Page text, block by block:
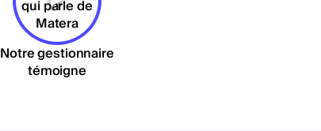
Notre gestionnaire
témoigne